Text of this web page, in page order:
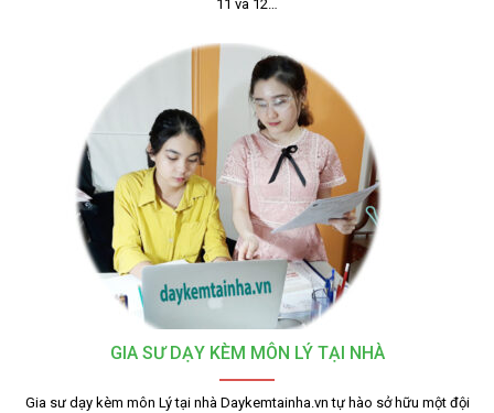
11 và 12…
GIA SƯ DẠY KÈM MÔN LÝ TẠI NHÀ
Gia sư dạy kèm môn Lý tại nhà Daykemtainha.vn tự hào sở hữu một đội